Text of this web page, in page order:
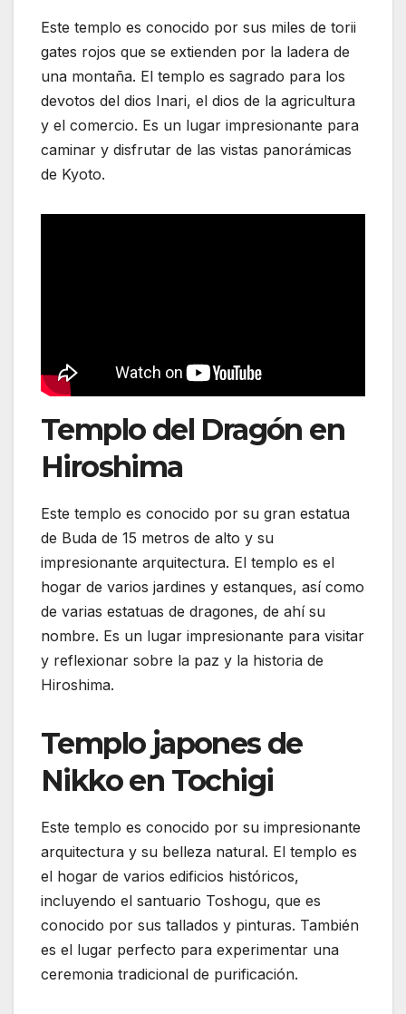
Este templo es conocido por sus miles de torii
gates rojos que se extienden por la ladera de
una montaña. El templo es sagrado para los
devotos del dios Inari, el dios de la agricultura
y el comercio. Es un lugar impresionante para
caminar y disfrutar de las vistas panorámicas
de Kyoto.
Templo del Dragón en
Hiroshima
Este templo es conocido por su gran estatua
de Buda de 15 metros de alto y su
impresionante arquitectura. El templo es el
hogar de varios jardines y estanques, así como
de varias estatuas de dragones, de ahí su
nombre. Es un lugar impresionante para visitar
y reflexionar sobre la paz y la historia de
Hiroshima.
Templo japones de
Nikko en Tochigi
Este templo es conocido por su impresionante
arquitectura y su belleza natural. El templo es
el hogar de varios edificios históricos,
incluyendo el santuario Toshogu, que es
conocido por sus tallados y pinturas. También
es el lugar perfecto para experimentar una
ceremonia tradicional de purificación.